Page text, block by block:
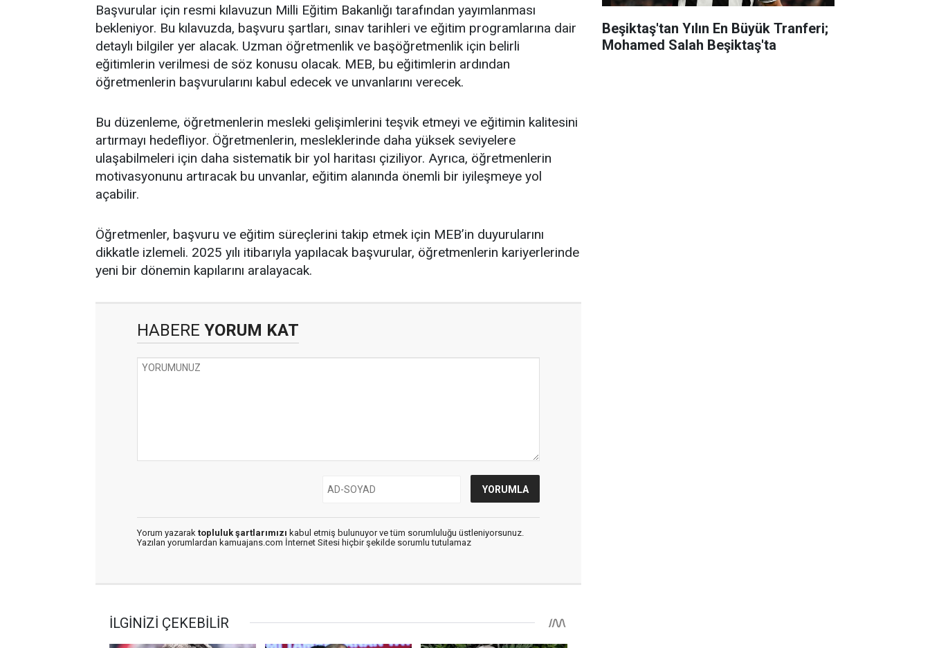
Başvurular için resmi kılavuzun Milli Eğitim Bakanlığı tarafından yayımlanması
bekleniyor. Bu kılavuzda, başvuru şartları, sınav tarihleri ve eğitim programlarına dair
detaylı bilgiler yer alacak. Uzman öğretmenlik ve başöğretmenlik için belirli
eğitimlerin verilmesi de söz konusu olacak. MEB, bu eğitimlerin ardından
öğretmenlerin başvurularını kabul edecek ve unvanlarını verecek.
Bu düzenleme, öğretmenlerin mesleki gelişimlerini teşvik etmeyi ve eğitimin kalitesini
artırmayı hedefliyor. Öğretmenlerin, mesleklerinde daha yüksek seviyelere
ulaşabilmeleri için daha sistematik bir yol haritası çiziliyor. Ayrıca, öğretmenlerin
motivasyonunu artıracak bu unvanlar, eğitim alanında önemli bir iyileşmeye yol
açabilir.
Öğretmenler, başvuru ve eğitim süreçlerini takip etmek için MEB’in duyurularını
dikkatle izlemeli. 2025 yılı itibarıyla yapılacak başvurular, öğretmenlerin kariyerlerinde
yeni bir dönemin kapılarını aralayacak.
HABERE YORUM KAT
Yorum yazarak topluluk şartlarımızı kabul etmiş bulunuyor ve tüm sorumluluğu üstleniyorsunuz.
Yazılan yorumlardan kamuajans.com İnternet Sitesi hiçbir şekilde sorumlu tutulamaz
Beşiktaş'tan Yılın En Büyük Tranferi;
Mohamed Salah Beşiktaş'ta